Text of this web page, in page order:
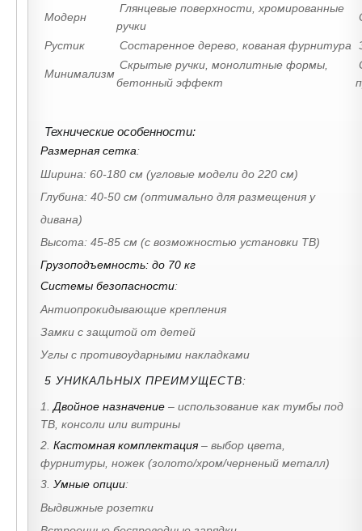
Модерн
Глянцевые поверхности, хромированные
ручки
Рустик Состаренное дерево, кованая фурнитура
Минимализм
Скрытые ручки, монолитные формы,
бетонный эффект
Технические особенности:
Размерная сетка:
Ширина: 60-180 см (угловые модели до 220 см)
Глубина: 40-50 см (оптимально для размещения у
дивана)
Высота: 45-85 см (с возможностью установки ТВ)
Грузоподъемность: до 70 кг
Системы безопасности:
Антиопрокидывающие крепления
Замки с защитой от детей
Углы с противоударными накладками
5 УНИКАЛЬНЫХ ПРЕИМУЩЕСТВ:
1. Двойное назначение – использование как тумбы под
ТВ, консоли или витрины
2. Кастомная комплектация– выбор цвета,
фурнитуры, ножек (золото/хром/черненый металл)
3. Умные опции:
Выдвижные розетки